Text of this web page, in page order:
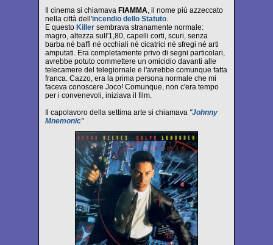
Il cinema si chiamava FIAMMA, il nome più azzeccato
nella città dell'incendio dello Statuto.
E questo Killer sembrava stranamente normale:
magro, altezza sull'1,80, capelli corti, scuri, senza
barba né baffi né occhiali né cicatrici né sfregi né arti
amputati. Era completamente privo di segni particolari,
avrebbe potuto commettere un omicidio davanti alle
telecamere del telegiornale e l'avrebbe comunque fatta
franca. Cazzo, era la prima persona normale che mi
faceva conoscere Joco! Comunque, non c'era tempo
per i convenevoli, iniziava il film.
Il capolavoro della settima arte si chiamava "Johnny
Mnemonic"